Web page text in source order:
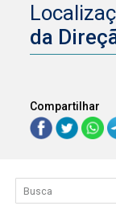
da
Compartilhar
Lista de
Controle